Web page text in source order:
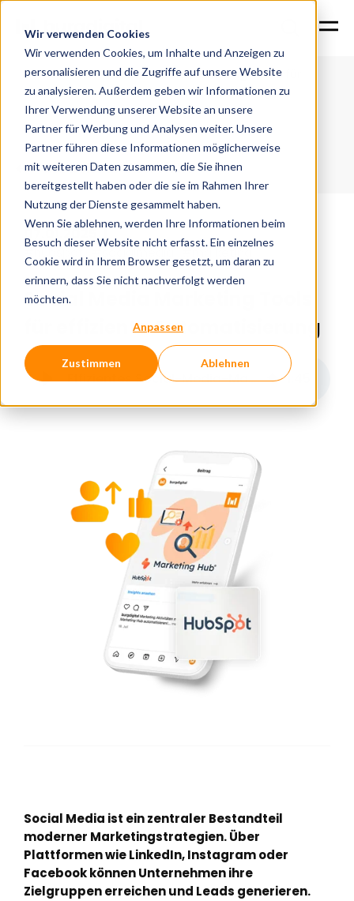
Wir verwenden Cookies
Wir verwenden Cookies, um Inhalte und Anzeigen zu
personalisieren und die Zugriffe auf unsere Website
zu analysieren. Außerdem geben wir Informationen zu
Ihrer Verwendung unserer Website an unsere
Partner für Werbung und Analysen weiter. Unsere
Partner führen diese Informationen möglicherweise
mit weiteren Daten zusammen, die Sie ihnen
bereitgestellt haben oder die sie im Rahmen Ihrer
Nutzung der Dienste gesammelt haben.
Wenn Sie ablehnen, werden Ihre Informationen beim
Besuch dieser Website nicht erfasst. Ein einzelnes
Cookie wird in Ihrem Browser gesetzt, um daran zu
erinnern, dass Sie nicht nachverfolgt werden
möchten.
Anpassen
Zustimmen Ablehnen
Home
Social Media Marketing Tools für
effiziente Automatisierung
Zurück zur Übersicht
07.01.2025|
Social Media Marketing Tools
für effiziente Automatisierung
Effizientes Social-Media-Marketing mit HubSpot 1
Social Media ist ein zentraler Bestandteil
moderner Marketingstrategien. Über
Plattformen wie LinkedIn, Instagram oder
Facebook können Unternehmen ihre
Zielgruppen erreichen und Leads generieren.